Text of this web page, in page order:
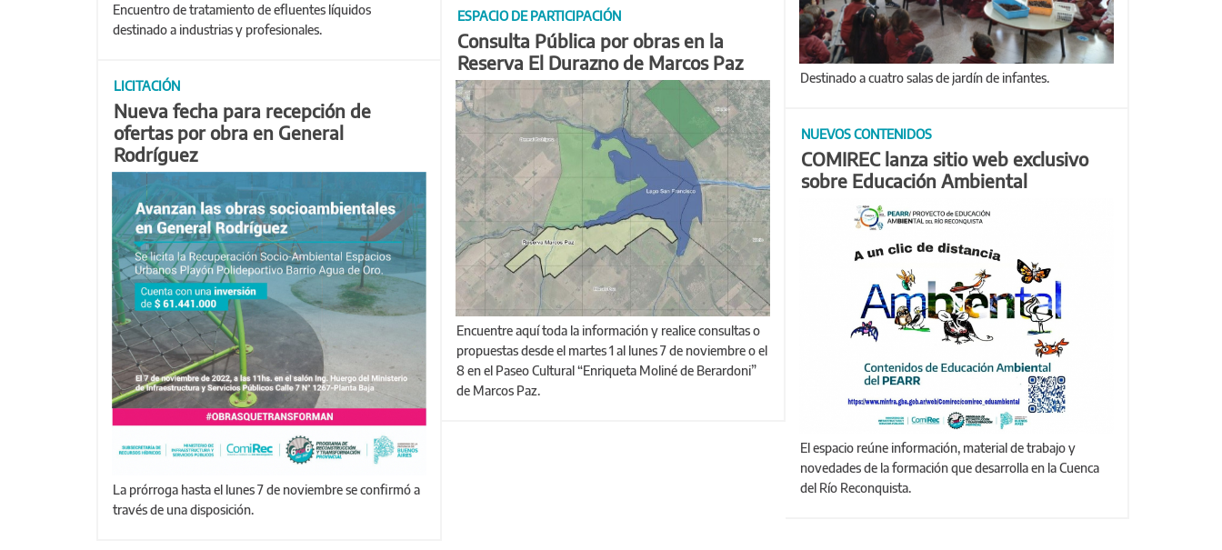
Encuentro de tratamiento de efluentes líquidos
destinado a industrias y profesionales.
Destinado a cuatro salas de jardín de infantes.
ESPACIO DE PARTICIPACIÓN
Consulta Pública por obras en la
Reserva El Durazno de Marcos Paz
Encuentre aquí toda la información y realice consultas o
propuestas desde el martes 1 al lunes 7 de noviembre o el
8 en el Paseo Cultural “Enriqueta Moliné de Berardoni”
de Marcos Paz.
LICITACIÓN
Nueva fecha para recepción de
ofertas por obra en General
Rodríguez
La prórroga hasta el lunes 7 de noviembre se confirmó a
través de una disposición.
NUEVOS CONTENIDOS
COMIREC lanza sitio web exclusivo
sobre Educación Ambiental
El espacio reúne información, material de trabajo y
novedades de la formación que desarrolla en la Cuenca
del Río Reconquista.